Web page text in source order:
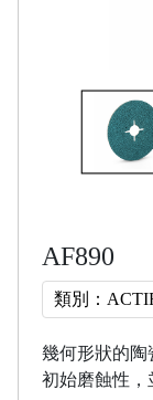
AF890
類別：
幾何形狀的陶
初始磨蝕性，